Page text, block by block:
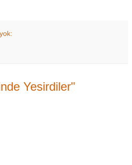
Yesirdiler"